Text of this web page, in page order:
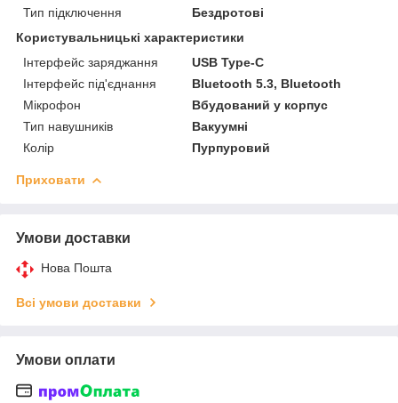
Тип підключення
Бездротові
Користувальницькі характеристики
Інтерфейс заряджання
USB Type-C
Інтерфейс під'єднання
Bluetooth 5.3, Bluetooth
Мікрофон
Вбудований у корпус
Тип навушників
Вакуумні
Колір
Пурпуровий
Приховати
Умови доставки
Нова Пошта
Всі умови доставки
Умови оплати